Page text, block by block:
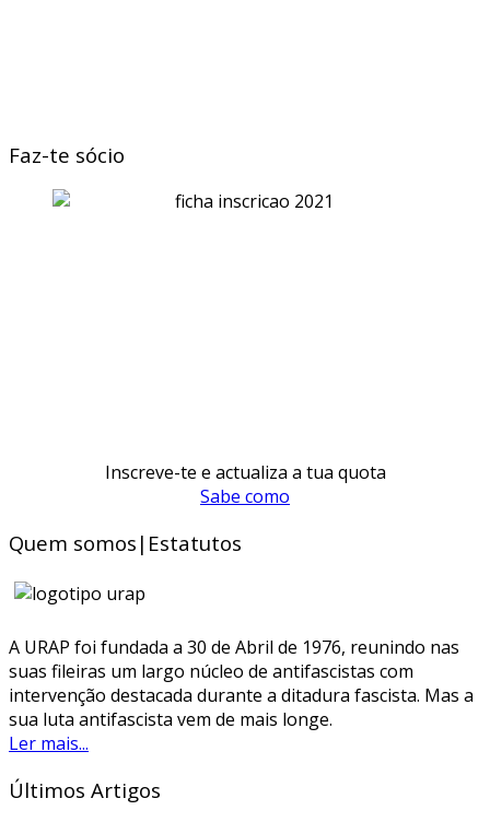
Faz-te sócio
Inscreve-te e actualiza a tua quota
Sabe como
Quem somos|Estatutos
A URAP foi fundada a 30 de Abril de 1976, reunindo nas
suas fileiras um largo núcleo de antifascistas com
intervenção destacada durante a ditadura fascista. Mas a
sua luta antifascista vem de mais longe.
Ler mais...
Últimos Artigos